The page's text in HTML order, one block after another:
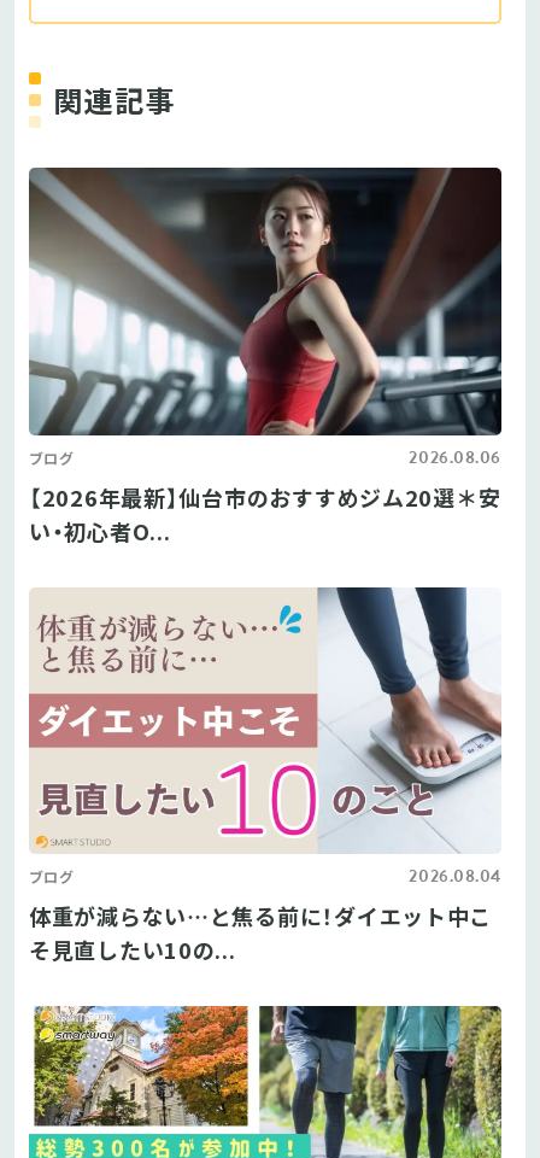
関連記事
ブログ 2026.08.06
【2026年最新】仙台市のおすすめジム20選＊安
い・初心者O...
ブログ 2026.08.04
体重が減らない…と焦る前に！ダイエット中こ
そ見直したい10の...